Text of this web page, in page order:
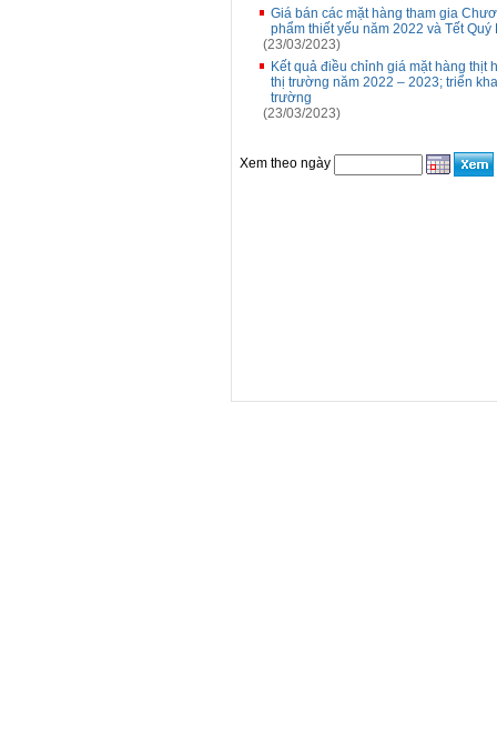
Giá bán các mặt hàng tham gia
phẩm thiết yếu năm 2022 và Tết
(23/03/2023)
Kết quả điều chỉnh giá mặt hàng
thị trường năm 2022 – 2023; triển
trường
(23/03/2023)
Xem theo ngày